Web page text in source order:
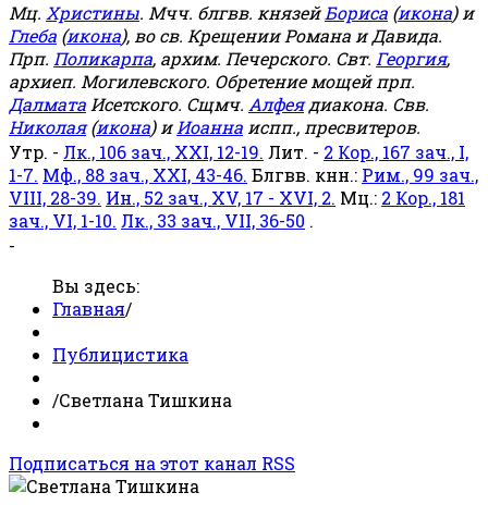
Мц. Христины. Мчч. блгвв. князейБориса (икона) и
Глеба (икона), во св. Крещении Романа и Давида.
Прп. Поликарпа, архим. Печерского. Свт. Георгия,
архиеп. Могилевского. Обретение мощей прп.
Далмата Исетского. Сщмч. Алфеядиакона. Свв.
Николая(икона) иИоанна испп., пресвитеров.
Утр. - Лк., 106 зач., XXI, 12-19. Лит. - 2 Кор., 167 зач., I,
1-7. Мф., 88 зач., XXI, 43-46. Блгвв. кнн.: Рим., 99 зач.,
VIII, 28-39. Ин., 52 зач., XV, 17 - XVI, 2. Мц.: 2 Кор., 181
зач., VI, 1-10. Лк., 33 зач., VII, 36-50 .
-
Вы здесь:
Главная/
Публицистика
/Светлана Тишкина
Подписаться на этот канал RSS